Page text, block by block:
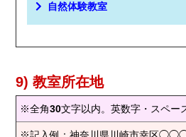
自然体験教室
9) 教室所在地
※全角30文字以内。英数字・スペー